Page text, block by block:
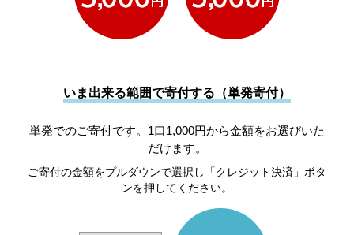
いま出来る範囲で寄付する（単発寄付）
単発でのご寄付です。1口1,000円から金額をお選びいた
だけます。
ご寄付の金額をプルダウンで選択し「クレジット決済」ボタ
ンを押してください。